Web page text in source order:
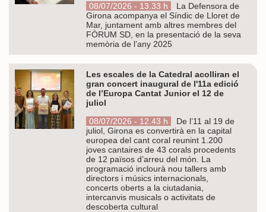
08/07/2026 - 13.33 h
La Defensora de
Girona acompanya el Síndic de Lloret de
Mar, juntament amb altres membres del
FÒRUM SD, en la presentació de la seva
memòria de l’any 2025
Les escales de la Catedral acolliran el
gran concert inaugural de l'11a edició
de l’Europa Cantat Junior el 12 de
juliol
08/07/2026 - 12.43 h
De l’11 al 19 de
juliol, Girona es convertirà en la capital
europea del cant coral reunint 1.200
joves cantaires de 43 corals procedents
de 12 països d’arreu del món. La
programació inclourà nou tallers amb
directors i músics internacionals,
concerts oberts a la ciutadania,
intercanvis musicals o activitats de
descoberta cultural